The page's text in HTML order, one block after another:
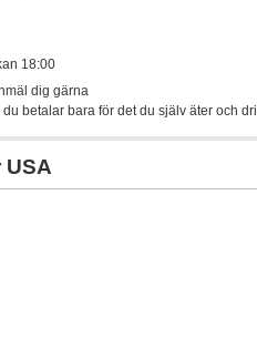
18:00
dig gärna
du betalar bara för det du själv äter och